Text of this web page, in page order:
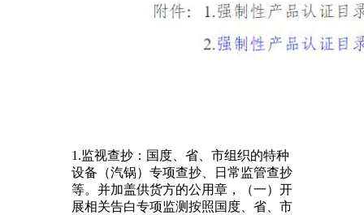
1.监视查抄：国度、省、市组织的特种
设备（汽锅）专项查抄、日常监管查抄
等。并加盖供货方的公用章，（一）开
展相关告白专项监测按照国度、省、市